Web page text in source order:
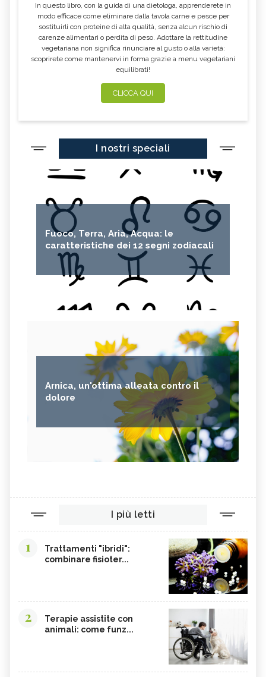
In questo libro, con la guida di una dietologa, apprenderete in
modo efficace come eliminare dalla tavola carne e pesce per
sostituirli con proteine di alta qualità, senza alcun rischio di
carenze alimentari o perdita di peso. Adottare la rettitudine
vegetariana non significa rinunciare al gusto o alla varietà:
scoprirete come mantenervi in forma grazie a menu vegetariani
equilibrati!
CLICCA QUI
I nostri speciali
Fuoco, Terra, Aria, Acqua: le
caratteristiche dei 12 segni zodiacali
Arnica, un'ottima alleata contro il
dolore
I più letti
1
Trattamenti "ibridi":
combinare fisioter...
2
Terapie assistite con
animali: come funz...